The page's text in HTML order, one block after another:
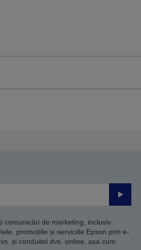
Trimiteți
comunicări de marketing, inclusiv
promoțiile și serviciile Epson prin e-
și conduitei dvs. online, așa cum